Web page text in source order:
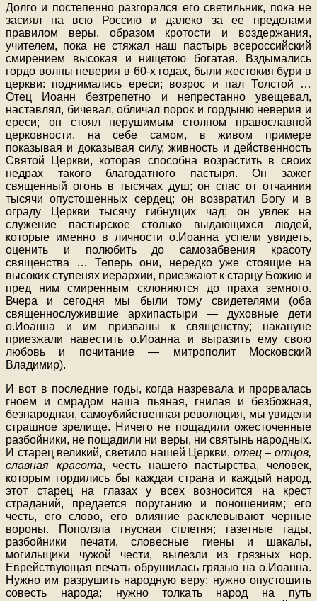
Долго и постепенно разгорался его светильник, пока не
засиял на всю Россию и далеко за ее пределами
правилом веры, образом кротости и воздержания,
учителем, пока не стяжал наш пастырь всероссийский
смирением высокая и нищетою богатая. Вздымались
гордо волны неверия в 60-х годах, были жестокия бури в
церкви: поднимались ереси; возрос и пал Толстой …
Отец Иоанн безтрепетно и непрестанно увещевал,
наставлял, бичевал, обличал порок и гордыню неверия и
ереси; он стоял нерушимым столпом православной
церковности, на себе самом, в живом примере
показывая и доказывая силу, живность и действенность
Святой Церкви, которая способна возрастить в своих
недрах такого благодатного пастыря. Он зажег
священный огонь в тысячах душ; он спас от отчаяния
тысячи опустошенных сердец; он возвратил Богу и в
ограду Церкви тысячу гибнущих чад; он увлек на
служение пастырское столько выдающихся людей,
которые именно в личности о.Иоанна успели увидеть,
оценить и полюбить до самозабвения красоту
священства … Теперь они, нередко уже стоящие на
высоких ступенях иерархии, приезжают к старцу Божию и
пред ним смиренным склоняются до праха земного.
Вчера и сегодня мы были тому свидетелями (оба
священнослужившие архипастыри — духовные дети
о.Иоанна и им призваны к священству; накануне
приезжали навестить о.Иоанна и выразить ему свою
любовь и почитание — митрополит Московский
Владимир).
И вот в последние годы, когда назревала и прорвалась
гноем и смрадом наша пьяная, гнилая и безбожная,
безнародная, самоубийственная революция, мы увидели
страшное зрелище. Ничего не пощадили ожесточенные
разбойники, не пощадили ни веры, ни святынь народных.
И старец великий, светило нашей Церкви, отец – отцов,
славная красота, честь нашего пастырства, человек,
которым гордились бы каждая страна и каждый народ,
этот старец на глазах у всех возносится на крест
страданий, предается поруганию и поношениям; его
честь, его слово, его влияние расклевывают черные
вороны. Поползла гнусная сплетня; газетные гады,
разбойники печати, словесные гиены и шакалы,
могильщики чужой чести, вылезли из грязных нор.
Еврействующая печать обрушилась грязью на о.Иоанна.
Нужно им разрушить народную веру; нужно опустошить
совесть народа; нужно толкать народ на путь